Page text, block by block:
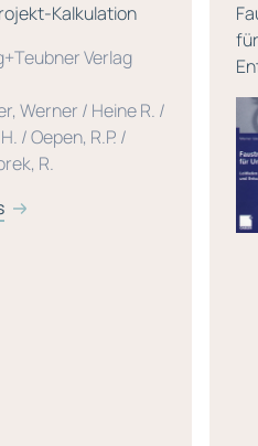
Kalkulation
Verlag
Werner / Heine R. /
/ Oepen, R.P. /
R.